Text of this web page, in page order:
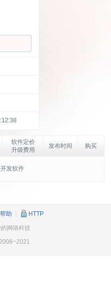
软件定价
升级费用
发布时间 购买
发软件
帮助 HTTP
网络科技